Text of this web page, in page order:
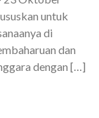
untuk
di
dan
dengan […]